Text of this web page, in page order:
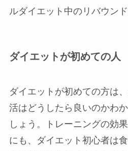
ルダイエット中のリバウン
ダイエットが初めての人
ダイエットが初めての方は
活はどうしたら良いのかわ
しょう。トレーニングの効
にも、ダイエット初心者は